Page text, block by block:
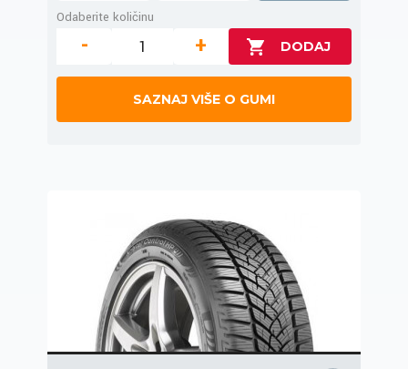
Odaberite količinu
- +
SAZNAJ VIŠE O GUMI